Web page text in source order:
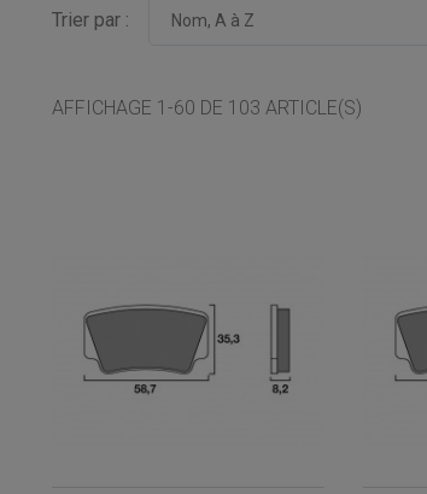
Trier par : Nom, A à Z
AFFICHAGE 1-60 DE 103 ARTICLE(S)